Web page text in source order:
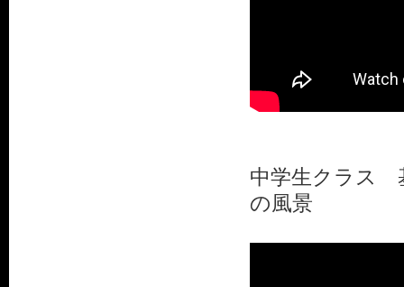
中学生クラス
の風景